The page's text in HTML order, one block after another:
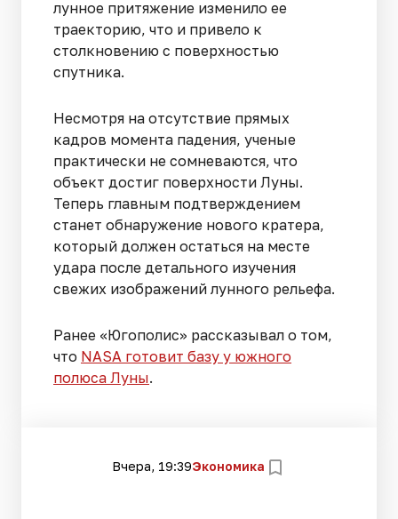
лунное притяжение изменило ее
траекторию, что и привело к
столкновению с поверхностью
спутника.
Несмотря на отсутствие прямых
кадров момента падения, ученые
практически не сомневаются, что
объект достиг поверхности Луны.
Теперь главным подтверждением
станет обнаружение нового кратера,
который должен остаться на месте
удара после детального изучения
свежих изображений лунного рельефа.
Ранее «Югополис» рассказывал о том,
что NASA готовит базу у южного
полюса Луны.
Вчера, 19:39Экономика